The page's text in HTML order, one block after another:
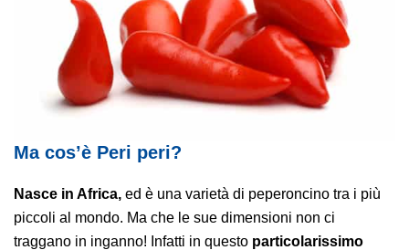
Ma cos’è Peri peri?
Nasce in Africa, ed è una varietà di peperoncino tra i più
piccoli al mondo. Ma che le sue dimensioni non ci
traggano in inganno! Infatti in questo particolarissimo